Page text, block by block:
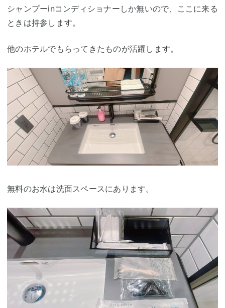
シャンプーinコンディショナーしか無いので、ここに来る
ときは持参します。
他のホテルでもらってきたものが活躍します。
無料のお水は洗面スペースにあります。